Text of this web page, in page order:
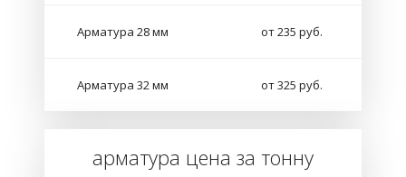
Арматура 28 мм от 235 руб.
Арматура 32 мм от 325 руб.
арматура цена за тонну